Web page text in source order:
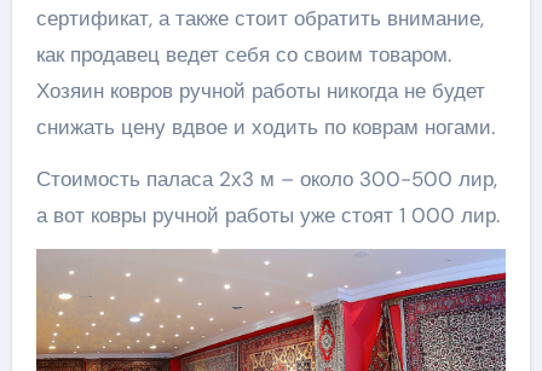
сертификат, а также стоит обратить внимание,
как продавец ведет себя со своим товаром.
Хозяин ковров ручной работы никогда не будет
снижать цену вдвое и ходить по коврам ногами.
Стоимость паласа 2х3 м – около 300-500 лир,
а вот ковры ручной работы уже стоят 1 000 лир.